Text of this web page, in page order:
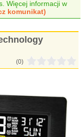
Więcej informacji w
komunikat)
(0)